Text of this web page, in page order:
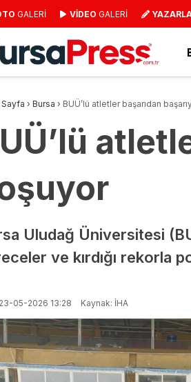
GALERİ VİDEO GALERİ
Sayfa › Bursa › BUÜ’lü atletler başarıdan
Uludağ Üniversitesi
ve kırdığı rekorla
05-2026 13:28 Kaynak: İHA